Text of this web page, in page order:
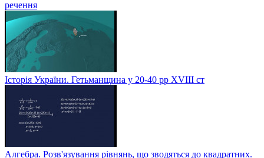
речення
Історія України. Гетьманщина у 20-40 рр ХVIIІ ст
Алгебра. Розв'язування рівнянь, що зводяться до квадратних.